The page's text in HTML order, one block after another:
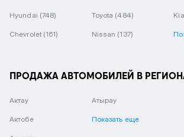
Hyundai (748) Toyota (484) Kia
Chevrolet (161) Nissan (137)
ПРОДАЖА АВТОМОБИЛЕЙ В
Актау
Актобе
Атырау
Показать еще